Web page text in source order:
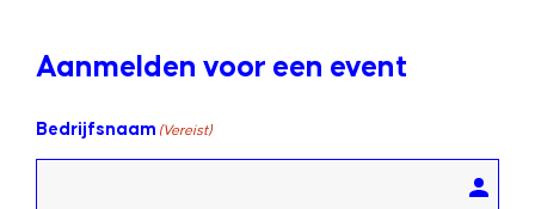
Aanmelden voor een event
Bedrijfsnaam (Vereist)